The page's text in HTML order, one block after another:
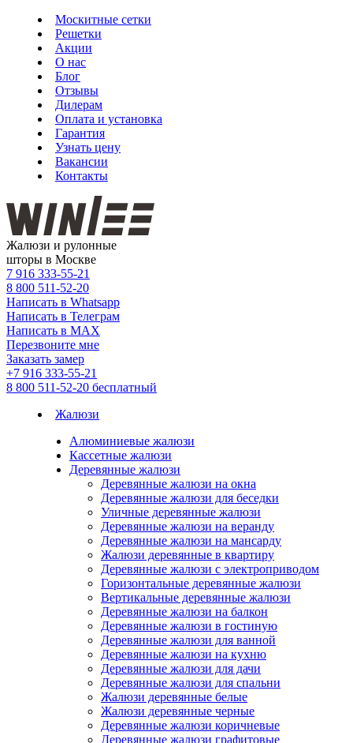
Москитные сетки
Решетки
Акции
О нас
Блог
Отзывы
Дилерам
Оплата и установка
Гарантия
Узнать цену
Вакансии
Контакты
Жалюзи и рулонные
шторы в Москве
7 916 333-55-21
8 800 511-52-20
Написать в Whatsapp
Написать в Телеграм
Написать в MAX
Перезвоните мне
Заказать замер
+7 916 333-55-21
8 800 511-52-20 бесплатный
Жалюзи
Алюминиевые жалюзи
Кассетные жалюзи
Деревянные жалюзи
Деревянные жалюзи на окна
Деревянные жалюзи для беседки
Уличные деревянные жалюзи
Деревянные жалюзи на веранду
Деревянные жалюзи на мансарду
Жалюзи деревянные в квартиру
Деревянные жалюзи с электроприводом
Горизонтальные деревянные жалюзи
Вертикальные деревянные жалюзи
Деревянные жалюзи на балкон
Деревянные жалюзи в гостиную
Деревянные жалюзи для ванной
Деревянные жалюзи на кухню
Деревянные жалюзи для дачи
Деревянные жалюзи для спальни
Жалюзи деревянные белые
Жалюзи деревянные черные
Деревянные жалюзи коричневые
Деревянные жалюзи графитовые